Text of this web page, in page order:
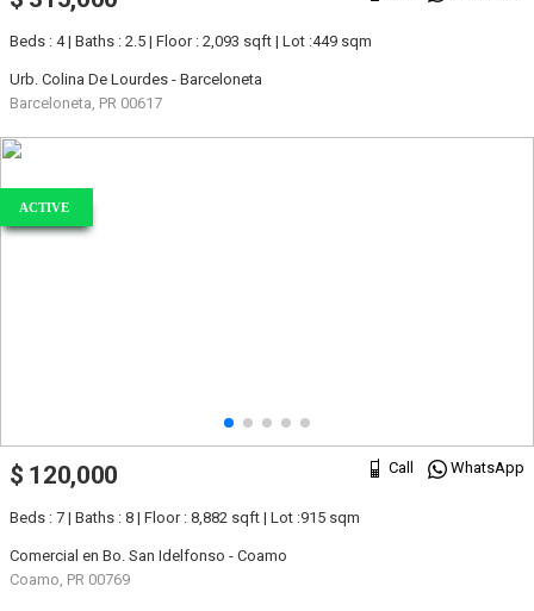
Beds : 4 | Baths : 2.5 | Floor : 2,093 sqft | Lot :449 sqm
Urb. Colina De Lourdes - Barceloneta
Barceloneta, PR 00617
ACTIVE
Call WhatsApp
$ 120,000
Beds : 7 | Baths : 8 | Floor : 8,882 sqft | Lot :915 sqm
Comercial en Bo. San Idelfonso - Coamo
Coamo, PR 00769